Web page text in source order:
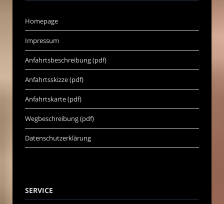
Homepage
Impressum
Anfahrtsbeschreibung (pdf)
Anfahrtsskizze (pdf)
Anfahrtskarte (pdf)
Wegbeschreibung (pdf)
Datenschutzerklärung
SERVICE